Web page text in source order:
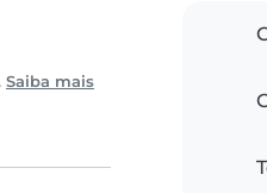
Saiba mais